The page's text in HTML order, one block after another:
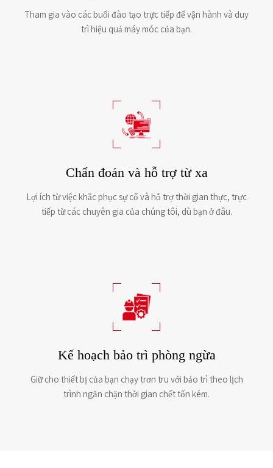
Tham gia vào các buổi đào tạo trực tiếp để vận hành và duy
trì hiệu quả máy móc của bạn.
Chẩn đoán và hỗ trợ từ xa
Lợi ích từ việc khắc phục sự cố và hỗ trợ thời gian thực, trực
tiếp từ các chuyên gia của chúng tôi, dù bạn ở đâu.
Kế hoạch bảo trì phòng ngừa
Giữ cho thiết bị của bạn chạy trơn tru với bảo trì theo lịch
trình ngăn chặn thời gian chết tốn kém.